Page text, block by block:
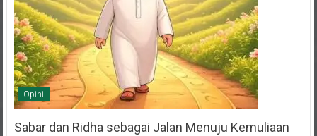
Opini
Sabar dan Ridha sebagai Jalan Menuju Kemuliaan